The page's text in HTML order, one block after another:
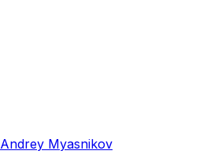
Andrey Myasnikov